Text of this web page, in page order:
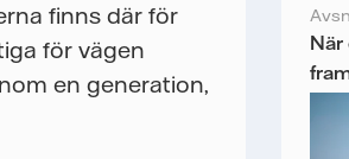
finns där för
för vägen
en generation,
När